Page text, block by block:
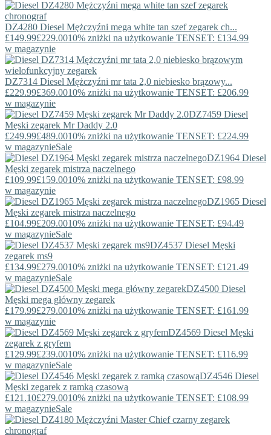
DZ4280 Diesel Mężczyźni mega white tan szef zegarek ch...
£149.99£229.0010% zniżki na użytkowanie TENSET: £134.99
w magazynie
DZ7314 Diesel Mężczyźni mr tata 2,0 niebiesko brązowy...
£229.99£369.0010% zniżki na użytkowanie TENSET: £206.99
w magazynie
DZ7459 Diesel
Męski zegarek Mr Daddy 2.0
£249.99£489.0010% zniżki na użytkowanie TENSET: £224.99
w magazynieSale
DZ1964 Diesel
Męski zegarek mistrza naczelnego
£109.99£159.0010% zniżki na użytkowanie TENSET: £98.99
w magazynie
DZ1965 Diesel
Męski zegarek mistrza naczelnego
£104.99£209.0010% zniżki na użytkowanie TENSET: £94.49
w magazynieSale
DZ4537 Diesel Męski
zegarek ms9
£134.99£279.0010% zniżki na użytkowanie TENSET: £121.49
w magazynieSale
DZ4500 Diesel
Męski mega główny zegarek
£179.99£279.0010% zniżki na użytkowanie TENSET: £161.99
w magazynie
DZ4569 Diesel Męski
zegarek z gryfem
£129.99£239.0010% zniżki na użytkowanie TENSET: £116.99
w magazynieSale
DZ4546 Diesel
Męski zegarek z ramką czasową
£121.10£279.0010% zniżki na użytkowanie TENSET: £108.99
w magazynieSale